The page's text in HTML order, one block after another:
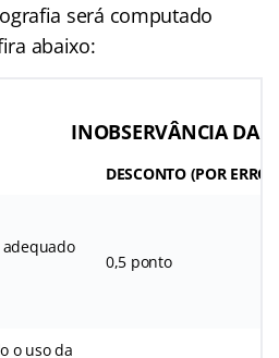
será computado
abaixo:
INOBSERVÂNCIA DA
DESCONTO (POR ERRO)
0,5 ponto
o uso da